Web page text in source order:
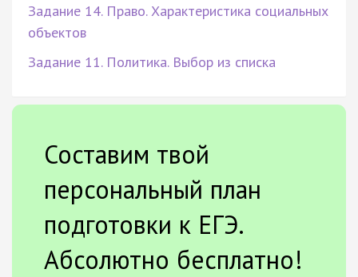
Задание 14. Право. Характеристика социальных
объектов
Задание 11. Политика. Выбор из списка
Составим твой
персональный план
подготовки к ЕГЭ.
Абсолютно бесплатно!